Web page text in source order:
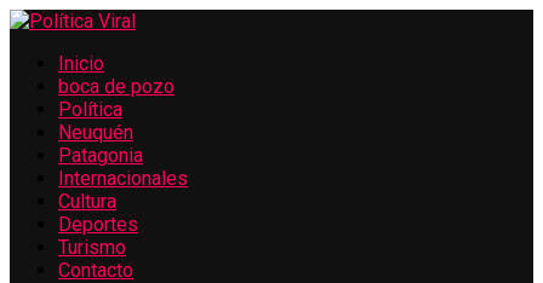
Inicio
boca de pozo
Política
Neuquén
Patagonia
Internacionales
Cultura
Deportes
Turismo
Contacto